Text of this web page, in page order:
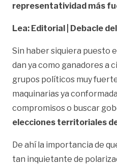
representatividad más
Lea: Editorial | Debacle
Sin haber siquiera puesto
dan ya como ganadores a
grupos políticos muy
maquinarias ya
compromisos o buscar
elecciones territoriales
De ahí la importancia de
tan inquietante de